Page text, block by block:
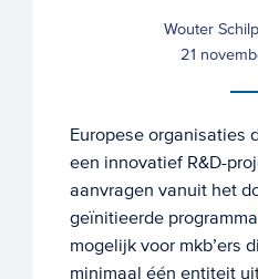
Wouter
21
Europese organisaties
een innovatief R&D-
aanvragen vanuit het
geïnitieerde programma
mogelijk voor mkb’ers
minimaal één entiteit